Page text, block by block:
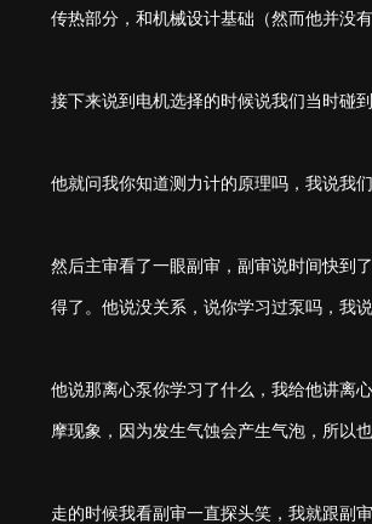
传热部分，和机械设计基础（然而他并没有
接下来说到电机选择的时候说我们当时碰
他就问我你知道测力计的原理吗，我说我
然后主审看了一眼副审，副审说时间快到
得了。他说没关系，说你学习过泵吗，我
他说那离心泵你学习了什么，我给他讲离
摩现象，因为发生气蚀会产生气泡，所以
走的时候我看副审一直探头笑，我就跟副